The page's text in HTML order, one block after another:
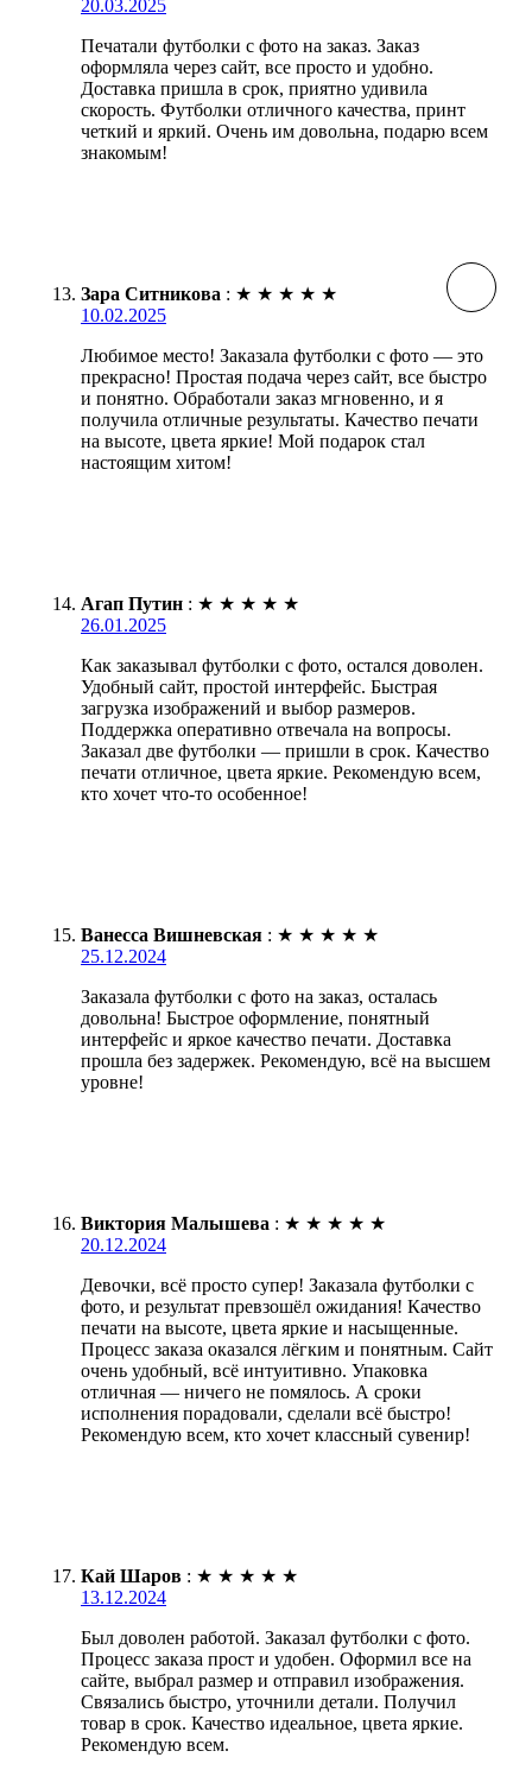
20.03.2025
Печатали футболки с фото на заказ. Заказ
оформляла через сайт, все просто и удобно.
Доставка пришла в срок, приятно удивила
скорость. Футболки отличного качества, принт
четкий и яркий. Очень им довольна, подарю всем
знакомым!
Зара Ситникова : ★ ★ ★ ★ ★
10.02.2025
Любимое место! Заказала футболки с фото — это
прекрасно! Простая подача через сайт, все быстро
и понятно. Обработали заказ мгновенно, и я
получила отличные результаты. Качество печати
на высоте, цвета яркие! Мой подарок стал
настоящим хитом!
Агап Путин : ★ ★ ★ ★ ★
26.01.2025
Как заказывал футболки с фото, остался доволен.
Удобный сайт, простой интерфейс. Быстрая
загрузка изображений и выбор размеров.
Поддержка оперативно отвечала на вопросы.
Заказал две футболки — пришли в срок. Качество
печати отличное, цвета яркие. Рекомендую всем,
кто хочет что-то особенное!
Ванесса Вишневская : ★ ★ ★ ★ ★
25.12.2024
Заказала футболки с фото на заказ, осталась
довольна! Быстрое оформление, понятный
интерфейс и яркое качество печати. Доставка
прошла без задержек. Рекомендую, всё на высшем
уровне!
Виктория Малышева : ★ ★ ★ ★ ★
20.12.2024
Девочки, всё просто супер! Заказала футболки с
фото, и результат превзошёл ожидания! Качество
печати на высоте, цвета яркие и насыщенные.
Процесс заказа оказался лёгким и понятным. Сайт
очень удобный, всё интуитивно. Упаковка
отличная — ничего не помялось. А сроки
исполнения порадовали, сделали всё быстро!
Рекомендую всем, кто хочет классный сувенир!
Кай Шаров : ★ ★ ★ ★ ★
13.12.2024
Был доволен работой. Заказал футболки с фото.
Процесс заказа прост и удобен. Оформил все на
сайте, выбрал размер и отправил изображения.
Связались быстро, уточнили детали. Получил
товар в срок. Качество идеальное, цвета яркие.
Рекомендую всем.